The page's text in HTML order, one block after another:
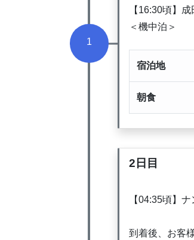
1
【16:30頃】
＜機中泊＞
宿泊地
朝食
2日目
【04:35頃】
到着後、お客